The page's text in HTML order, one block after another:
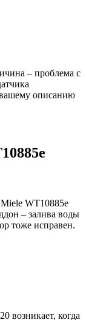
– проблема с
описанию
WT10885e
– залива воды
тоже исправен.
возникает, когда